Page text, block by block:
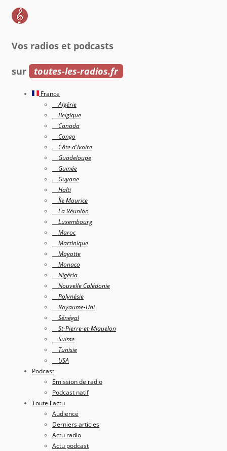
Vos radios et podcasts
sur toutes-les-radios.fr
France
Algérie
Belgique
Canada
Congo
Côte d'Ivoire
Guadeloupe
Guinée
Guyane
Haîti
Île Maurice
La Réunion
Luxembourg
Maroc
Martinique
Mayotte
Monaco
Nigéria
Nouvelle Calédonie
Polynésie
Royaume-Uni
Sénégal
St-Pierre-et-Miquelon
Suisse
Tunisie
USA
Podcast
Emission de radio
Podcast natif
Toute l'actu
Audience
Derniers articles
Actu radio
Actu podcast